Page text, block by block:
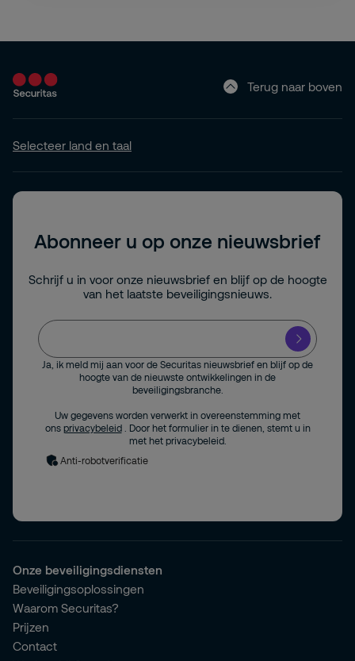
Terug naar boven
Selecteer land en taal
Abonneer u op onze nieuwsbrief
Schrijf u in voor onze nieuwsbrief en blijf op de hoogte
van het laatste beveiligingsnieuws.
Ja, ik meld mij aan voor de Securitas nieuwsbrief en blijf op de
hoogte van de nieuwste ontwikkelingen in de
beveiligingsbranche.
Uw gegevens worden verwerkt in overeenstemming met
ons privacybeleid
. Door het formulier in te dienen, stemt u in
met het privacybeleid.
Anti-robotverificatie
Onze beveiligingsdiensten
Beveiligingsoplossingen
Waarom Securitas?
Prijzen
Contact